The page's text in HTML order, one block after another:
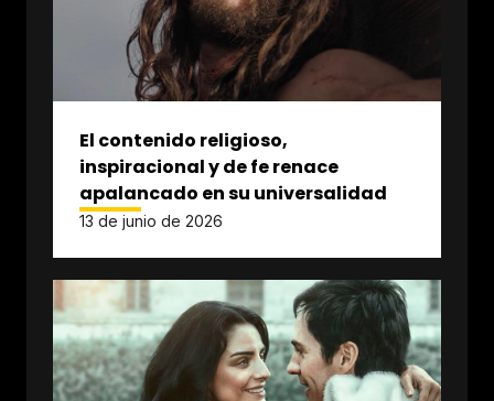
El contenido religioso,
inspiracional y de fe renace
apalancado en su universalidad
13 de junio de 2026